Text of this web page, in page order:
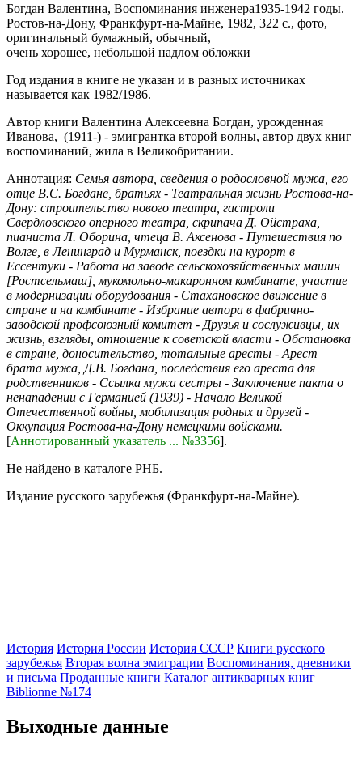
Богдан Валентина, Воспоминания инженера1935-1942 годы.
Ростов-на-Дону, Франкфурт-на-Майне, 1982, 322 с., фото,
оригинальный бумажный, обычный,
очень хорошее, небольшой надлом обложки
Год издания в книге не указан и в разных источниках
называется как 1982/1986.
Автор книги Валентина Алексеевна Богдан, урожденная
Иванова, (1911-) - эмигрантка второй волны, автор двух книг
воспоминаний, жила в Великобритании.
Аннотация: Семья автора, сведения о родословной мужа, его
отце В.С. Богдане, братьях - Театральная жизнь Ростова-на-
Дону: строительство нового театра, гастроли
Свердловского оперного театра, скрипача Д. Ойстраха,
пианиста Л. Оборина, чтеца В. Аксенова - Путешествия по
Волге, в Ленинград и Мурманск, поездки на курорт в
Ессентуки - Работа на заводе сельскохозяйственных машин
[Ростсельмаш], мукомольно-макаронном комбинате, участие
в модернизации оборудования - Стахановское движение в
стране и на комбинате - Избрание автора в фабрично-
заводской профсоюзный комитет - Друзья и сослуживцы, их
жизнь, взгляды, отношение к советской власти - Обстановка
в стране, доносительство, тотальные аресты - Арест
брата мужа, Д.В. Богдана, последствия его ареста для
родственников - Ссылка мужа сестры - Заключение пакта о
ненападении с Германией (1939) - Начало Великой
Отечественной войны, мобилизация родных и друзей -
Оккупация Ростова-на-Дону немецкими войсками.
[Аннотированный указатель ... №3356].
Не найдено в каталоге РНБ.
Издание русского зарубежья (Франкфурт-на-Майне).
История История России История СССР Книги русского
зарубежья Вторая волна эмиграции Воспоминания, дневники
и письма Проданные книги Каталог антикварных книг
Biblionne №174
Выходные данные